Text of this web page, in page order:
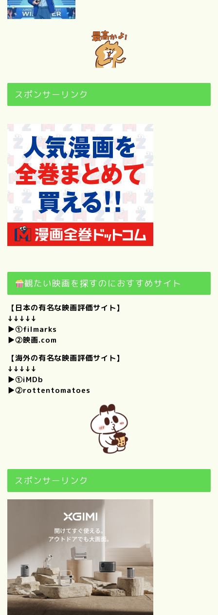
スポンサーリンク
観たい映画を探すのにおすすめサイト
【日本の有名な映画評価サイト】
↓↓↓↓↓
▶①filmarks
▶②映画.com
【海外の有名な映画評価サイト】
↓↓↓↓↓
▶①iMDb
▶②rottentomatoes
スポンサーリンク
ぎり集めてみました！
【自己紹介】100の質問に答
えてみた！（後編）
歴代映画興行収入ランキング
1960以前～2010年代別｜映
画ファンが選ぶ感動・興奮の
名作映画BEST50×6
【随時更新！】おすすめ映画
カレンダー｜季節・行事・キ
ーワードで選ぶ！